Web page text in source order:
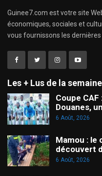
Guinee7.com est votre site
économiques, sociales et
vous fournissons les dernières
Les + Lus de la semaine
Coupe CAF
Douanes,
6 Août, 2026
Mamou : le
découvert
6 Août, 2026